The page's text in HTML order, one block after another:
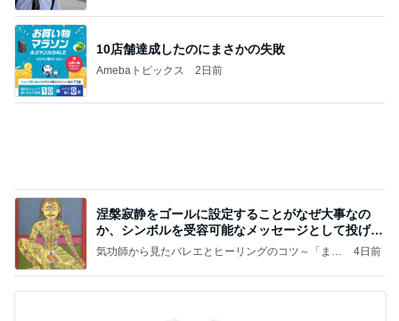
10店舗達成したのにまさかの失敗
Amebaトピックス 2日前
涅槃寂静をゴールに設定することがなぜ大事なの
か、シンボルを受容可能なメッセージとして投げる
ことが
気功師から見たバレエとヒーリングのコツ～「まと
4日前